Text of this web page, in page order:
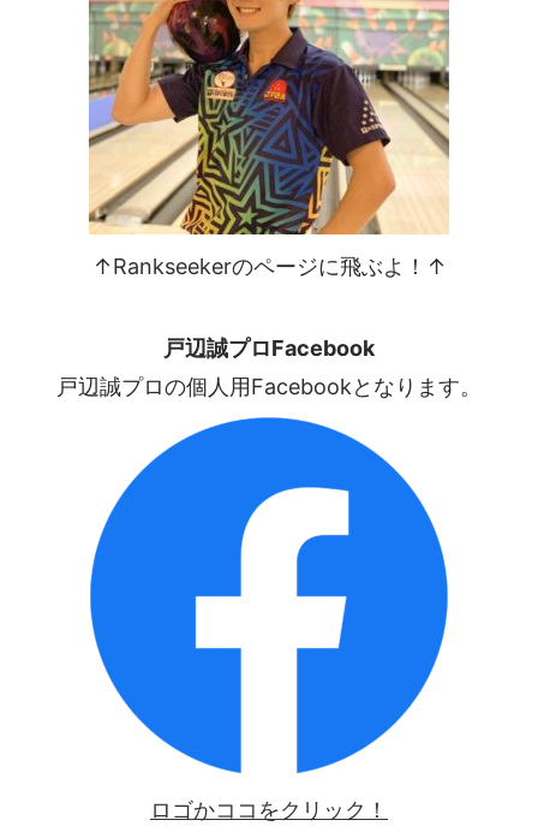
↑Rankseekerのページに飛ぶよ！↑
戸辺誠プロFacebook
戸辺誠プロの個人用Facebookとなります。
ロゴかココをクリック！